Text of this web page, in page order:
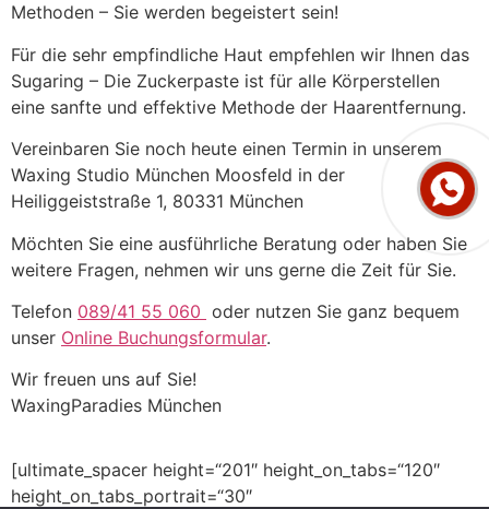
Methoden – Sie werden begeistert sein!
Für die sehr empfindliche Haut empfehlen wir Ihnen das
Sugaring – Die Zuckerpaste ist für alle Körperstellen
eine sanfte und effektive Methode der Haarentfernung.
Vereinbaren Sie noch heute einen Termin in unserem
Waxing Studio München Moosfeld in der
Heiliggeiststraße 1, 80331 München
Möchten Sie eine ausführliche Beratung oder haben Sie
weitere Fragen, nehmen wir uns gerne die Zeit für Sie.
Telefon 089/41 55 060 oder nutzen Sie ganz bequem
unser Online Buchungsformular.
Wir freuen uns auf Sie!
WaxingParadies München
[ultimate_spacer height=“201″ height_on_tabs=“120″
height_on_tabs_portrait=“30″